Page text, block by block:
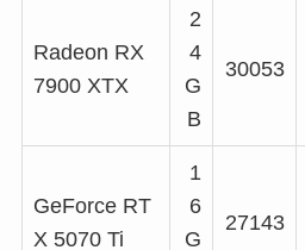
Radeon RX
7900 XTX
2
4
G
B
30053
GeForce RT
X 5070 Ti
1
6
G
27143